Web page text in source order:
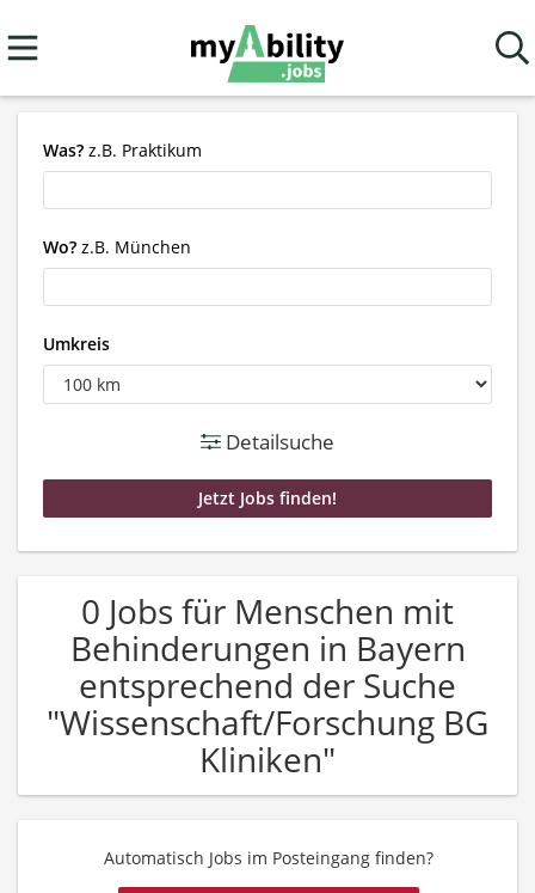
Was? z.B. Praktikum
Wo? z.B. München
Umkreis
Detailsuche
0 Jobs für Menschen mit
Behinderungen in Bayern
entsprechend der Suche
"Wissenschaft/Forschung BG
Kliniken"
Automatisch Jobs im Posteingang finden?